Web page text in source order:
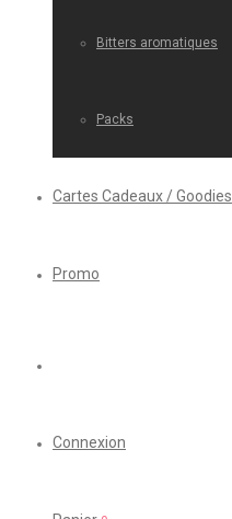
Bitters aromatiques
Packs
Cartes Cadeaux / Goodies
Promo
Connexion